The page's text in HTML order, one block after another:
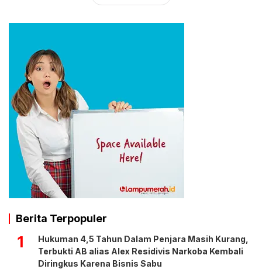
Berita Terpopuler
1
Hukuman 4,5 Tahun Dalam Penjara Masih Kurang,
Terbukti AB alias Alex Residivis Narkoba Kembali
Diringkus Karena Bisnis Sabu